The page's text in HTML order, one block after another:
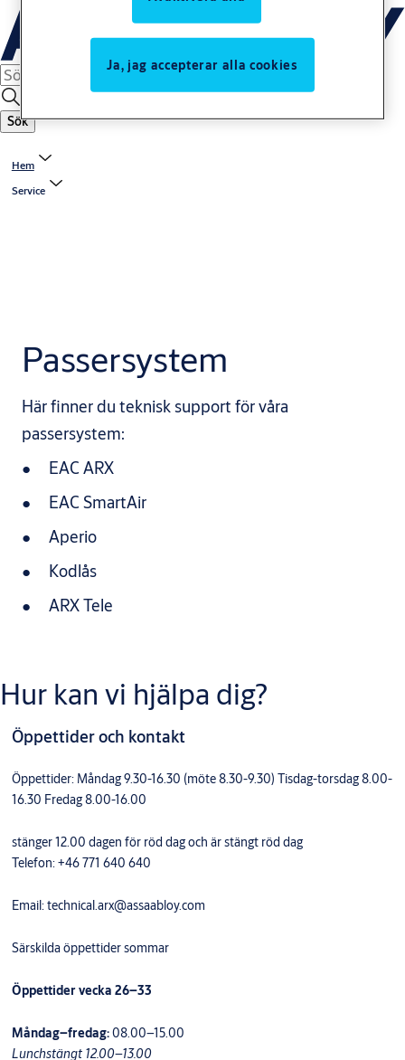
Sök
Hem
Service
Passersystem
Här finner du teknisk support för våra
passersystem:
EAC ARX
EAC SmartAir
Aperio
Kodlås
ARX Tele
Hur kan vi hjälpa dig?
Öppettider och kontakt
Öppettider: Måndag 9.30-16.30 (möte 8.30-9.30) Tisdag-torsdag 8.00-
16.30 Fredag 8.00-16.00
stänger 12.00 dagen för röd dag och är stängt röd dag
Telefon: +46 771 640 640
Email: technical.arx@assaabloy.com
Särskilda öppettider sommar
Öppettider vecka 26–33
Måndag–fredag:08.00–15.00
Lunchstängt 12.00–13.00
Ja, jag accepterar alla cookies